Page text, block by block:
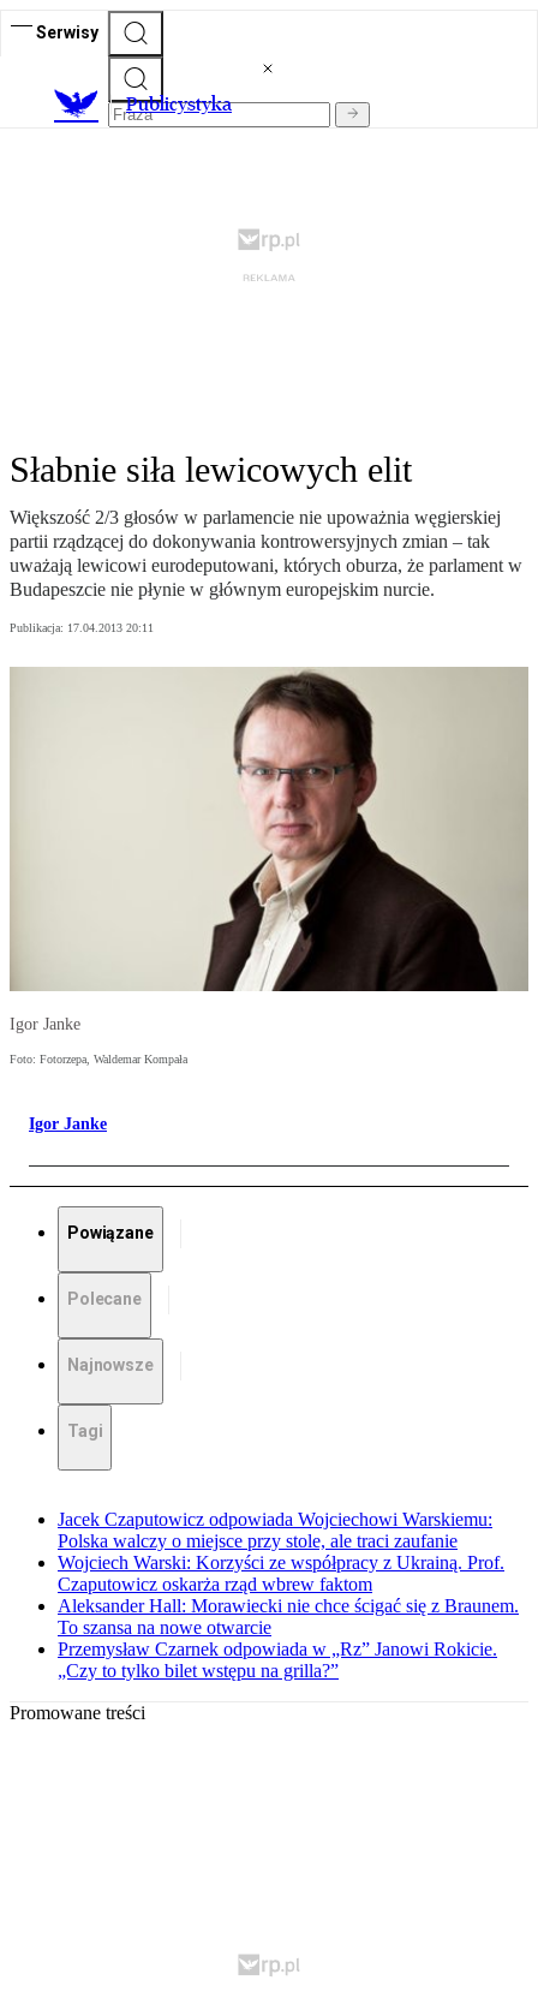
Serwisy
Publicystyka
Słabnie siła lewicowych elit
Większość 2/3 głosów w parlamencie nie upoważnia węgierskiej
partii rządzącej do dokonywania kontrowersyjnych zmian – tak
uważają lewicowi eurodeputowani, których oburza, że parlament w
Budapeszcie nie płynie w głównym europejskim nurcie.
Publikacja: 17.04.2013 20:11
Igor Janke
Foto: Fotorzepa, Waldemar Kompała
Igor Janke
Powiązane
Polecane
Najnowsze
Tagi
Jacek Czaputowicz odpowiada Wojciechowi Warskiemu:
Polska walczy o miejsce przy stole, ale traci zaufanie
Wojciech Warski: Korzyści ze współpracy z Ukrainą. Prof.
Czaputowicz oskarża rząd wbrew faktom
Aleksander Hall: Morawiecki nie chce ścigać się z Braunem.
To szansa na nowe otwarcie
Przemysław Czarnek odpowiada w „Rz” Janowi Rokicie.
„Czy to tylko bilet wstępu na grilla?”
Promowane treści